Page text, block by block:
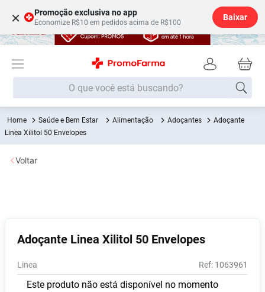
× Promoção exclusiva no app
Economize R$10 em pedidos acima de R$100
Baixar
O que você está buscando?
Saúde e Bem Estar Alimentação Adoçantes
Adoçante
Linea Xilitol 50 Envelopes
Adoçante Linea Xilitol 50 Envelopes
Linea : 1063961
Este produto não está disponível no momento
Voltar
Termos mais buscados
1º Fralda
2
6º Shampoo
7
8 Absorvente